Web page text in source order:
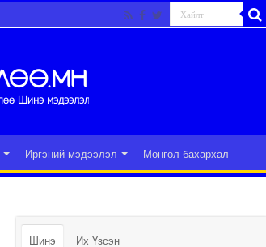
Иргэний мэдээлэл Монгол бахархал
Шинэ Их Үзсэн